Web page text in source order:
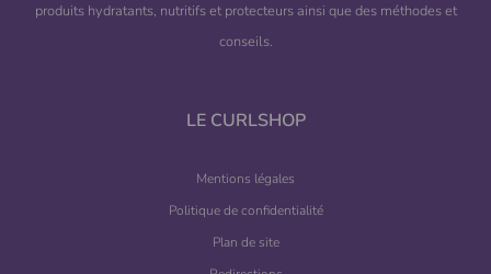
produits hydratants, nutritifs et protecteurs ainsi que des méthodes et
conseils.
LE CURLSHOP
Mentions légales
Politique de confidentialité
Plan de site